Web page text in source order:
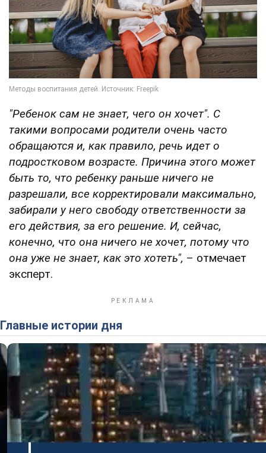
"Ребенок сам не знает, чего он хочет". С
такими вопросами родители очень часто
обращаются и, как правило, речь идет о
подростковом возрасте. Причина этого может
быть то, что ребенку раньше ничего не
разрешали, все корректировали максимально,
забирали у него свободу ответственности за
его действия, за его решение. И, сейчас,
конечно, что она ничего не хочет, потому что
она уже не знает, как это хотеть", – отмечает
эксперт.
Главные истории дня